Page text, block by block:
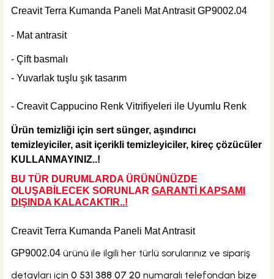
Creavit Terra Kumanda Paneli Mat Antrasit GP9002.04
- Mat antrasit
- Çift basmalı
- Yuvarlak tuşlu şık tasarım
- Creavit Cappucino Renk Vitrifiyeleri ile Uyumlu Renk
Ürün temizliği için sert sünger, aşındırıcı
temizleyiciler, asit içerikli temizleyiciler, kireç çözücüler
KULLANMAYINIZ..!
BU TÜR DURUMLARDA ÜRÜNÜNÜZDE
OLUŞABİLECEK SORUNLAR GARANTİ KAPSAMI
DIŞINDA KALACAKTIR..!
Creavit Terra Kumanda Paneli Mat Antrasit
GP9002.04 ürünü ile ilgili her türlü sorularınız ve sipariş
detayları için 0 531 388 07 20 numaralı telefondan bize